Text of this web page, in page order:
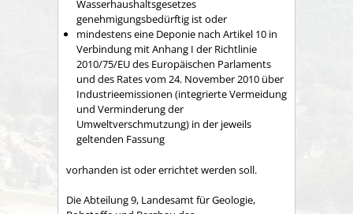
Wasserhaushaltsgesetzes
genehmigungsbedürftig ist oder
mindestens eine Deponie nach Artikel 10 in
Verbindung mit Anhang I der Richtlinie
2010/75/EU des Europäischen Parlaments
und des Rates vom 24. November 2010 über
Industrieemissionen (integrierte Vermeidung
und Verminderung der
Umweltverschmutzung) in der jeweils
geltenden Fassung
vorhanden ist oder errichtet werden soll.
Die Abteilung 9, Landesamt für Geologie,